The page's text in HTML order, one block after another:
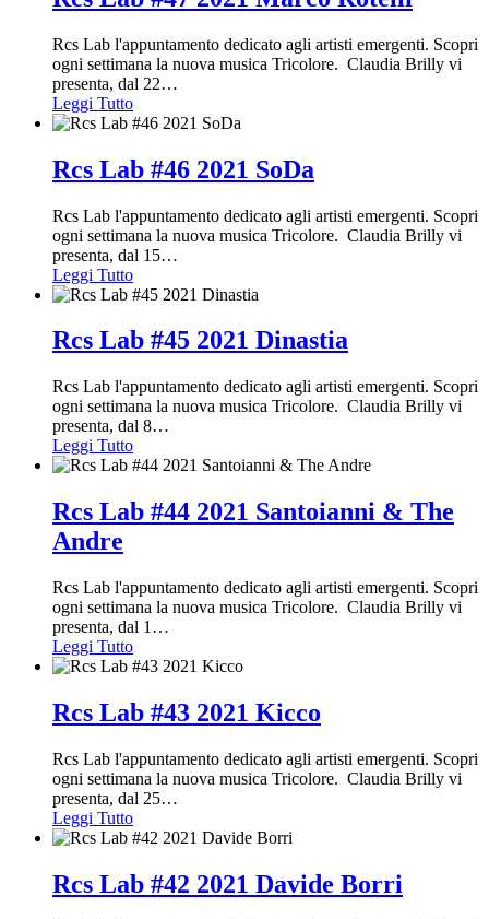
Rcs Lab l'appuntamento dedicato agli artisti emergenti. Scopri
ogni settimana la nuova musica Tricolore. Claudia Brilly vi
presenta, dal 22…
Leggi Tutto
Rcs Lab #46 2021 SoDa
Rcs Lab l'appuntamento dedicato agli artisti emergenti. Scopri
ogni settimana la nuova musica Tricolore. Claudia Brilly vi
presenta, dal 15…
Leggi Tutto
Rcs Lab #45 2021 Dinastia
Rcs Lab l'appuntamento dedicato agli artisti emergenti. Scopri
ogni settimana la nuova musica Tricolore. Claudia Brilly vi
presenta, dal 8…
Leggi Tutto
Rcs Lab #44 2021 Santoianni & The
Andre
Rcs Lab l'appuntamento dedicato agli artisti emergenti. Scopri
ogni settimana la nuova musica Tricolore. Claudia Brilly vi
presenta, dal 1 …
Leggi Tutto
Rcs Lab #43 2021 Kicco
Rcs Lab l'appuntamento dedicato agli artisti emergenti. Scopri
ogni settimana la nuova musica Tricolore. Claudia Brilly vi
presenta, dal 25…
Leggi Tutto
Rcs Lab #42 2021 Davide Borri